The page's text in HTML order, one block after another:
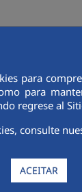
para
para
regrese al
consulte
ACEITAR
Produtos